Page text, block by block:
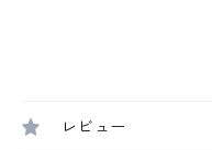
レビュー